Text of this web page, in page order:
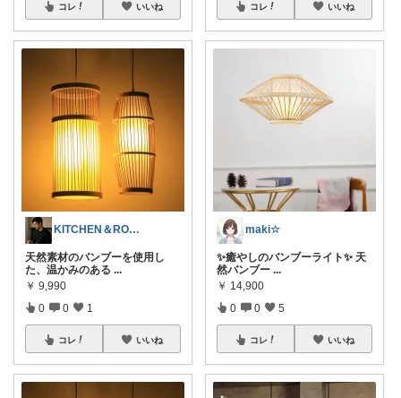
コレ いいね
KITCHEN＆ROOM Lab
天然素材のバンブーを使用し
た、温かみのある ...
￥ 9,990
0 0 1
コレ いいね
コレ いいね
maki☆
✨癒やしのバンブーライト✨ 天
然バンブー ...
￥ 14,900
0 0 5
コレ いいね